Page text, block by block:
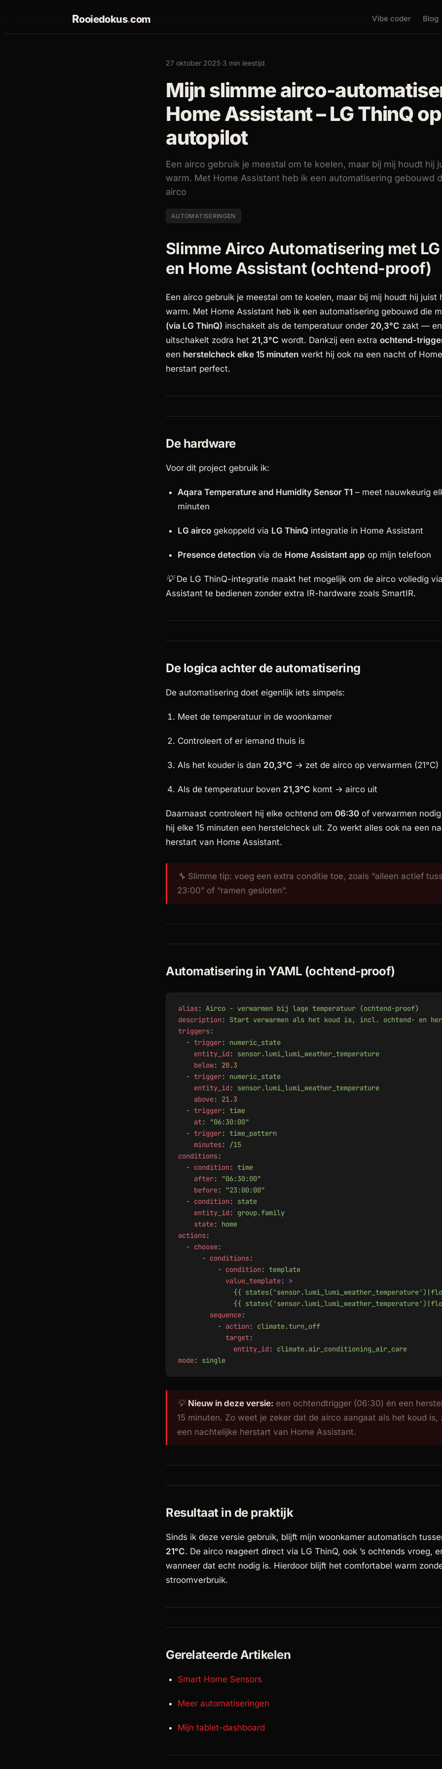
Rooiedokus.com Vibe coder Blog
27 oktober 2025·3 min leestijd
Mijn slimme airco-
Home Assistant – LG ThinQ op
autopilot
Een airco gebruik je meestal om te koelen, maar bij mij houdt hij
warm. Met Home Assistant heb ik een automatisering gebouwd
airco
AUTOMATISERINGEN
Slimme Airco Automatisering met
en Home Assistant (ochtend-proof)
Een airco gebruik je meestal om te koelen, maar bij mij houdt hij juist
warm. Met Home Assistant heb ik een automatisering gebouwd die
(via LG ThinQ) inschakelt als de temperatuur onder 20,3°C zakt —
uitschakelt zodra het 21,3°C wordt. Dankzij een extra ochtend-
een herstelcheck elke 15 minuten werkt hij ook na een nacht of
herstart perfect.
De hardware
Voor dit project gebruik ik:
Aqara Temperature and Humidity Sensor T1 – meet nauwkeurig
minuten
LG airco gekoppeld via LG ThinQ integratie in Home Assistant
Presence detection via de Home Assistant app op mijn telefoon
💡 De LG ThinQ-integratie maakt het mogelijk om de airco volledig
Assistant te bedienen zonder extra IR-hardware zoals SmartIR.
De logica achter de automatisering
De automatisering doet eigenlijk iets simpels:
Meet de temperatuur in de woonkamer
Controleert of er iemand thuis is
Als het kouder is dan 20,3°C → zet de airco op verwarmen (21°C)
Als de temperatuur boven 21,3°C komt → airco uit
Daarnaast controleert hij elke ochtend om 06:30 of verwarmen
hij elke 15 minuten een herstelcheck uit. Zo werkt alles ook na een
herstart van Home Assistant.
🔧 Slimme tip: voeg een extra conditie toe, zoals “alleen actief
23:00” of “ramen gesloten”.
Automatisering in YAML (ochtend-proof)
alias: Airco - verwarmen bij lage temperatuur (ochtend-proof)
description: Start verwarmen als het koud is, incl. ochtend- en
triggers:
  -
trigger: numeric_state
    entity_id
: sensor.lumi_lumi_weather_temperature
    below
: 20.3
  -
trigger: numeric_state
    entity_id
: sensor.lumi_lumi_weather_temperature
    above
: 21.3
  -
trigger: time
    at
:
"06:30:00"
  -
trigger: time_pattern
    minutes
: /15
conditions:
  -
condition: time
    after
:
"06:30:00"
    before
:
"23:00:00"
  -
condition: state
    entity_id
: group.family
    state
: home
actions:
  -
choose:
      -
conditions:
          -
condition: template
            value_template
: >
{{
{{
        sequence
:
          -
action: climate.turn_off
            target
:
              entity_id
: climate.air_conditioning_air_care
mode: single
💡 Nieuw in deze versie: een ochtendtrigger (06:30) én een
15 minuten. Zo weet je zeker dat de airco aangaat als het koud is,
een nachtelijke herstart van Home Assistant.
Resultaat in de praktijk
Sinds ik deze versie gebruik, blijft mijn woonkamer automatisch
21°C. De airco reageert direct via LG ThinQ, ook ’s ochtends vroeg,
wanneer dat echt nodig is. Hierdoor blijft het comfortabel warm
stroomverbruik.
Gerelateerde Artikelen
Smart Home Sensors
Meer automatiseringen
Mijn tablet-dashboard